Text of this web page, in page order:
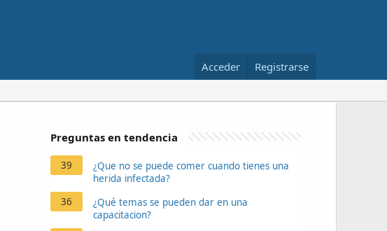
Acceder Registrarse
Preguntas en tendencia
39
¿Que no se puede comer cuando tienes una
herida infectada?
36
¿Qué temas se pueden dar en una
capacitacion?